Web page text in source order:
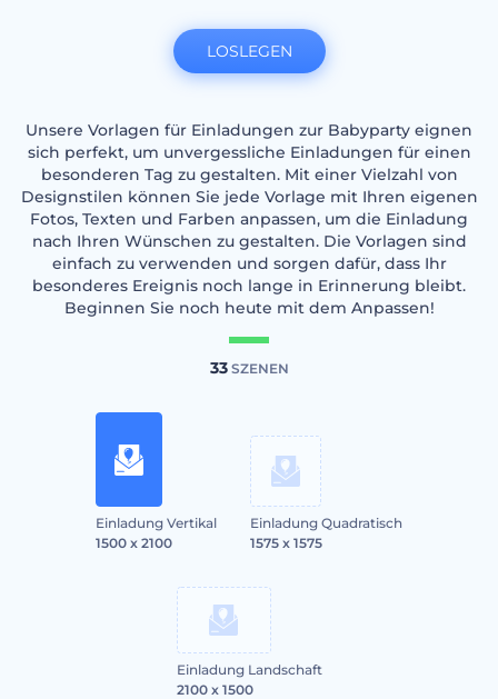
Unsere Vorlagen für Einladungen zur Babyparty eignen
sich perfekt, um unvergessliche Einladungen für einen
besonderen Tag zu gestalten. Mit einer Vielzahl von
Designstilen können Sie jede Vorlage mit Ihren eigenen
Fotos, Texten und Farben anpassen, um die Einladung
nach Ihren Wünschen zu gestalten. Die Vorlagen sind
einfach zu verwenden und sorgen dafür, dass Ihr
besonderes Ereignis noch lange in Erinnerung bleibt.
Beginnen Sie noch heute mit dem Anpassen!
33SZENEN
Einladung Vertikal
1500 x 2100
Einladung Quadratisch
1575 x 1575
Einladung Landschaft
2100 x 1500
LOSLEGEN